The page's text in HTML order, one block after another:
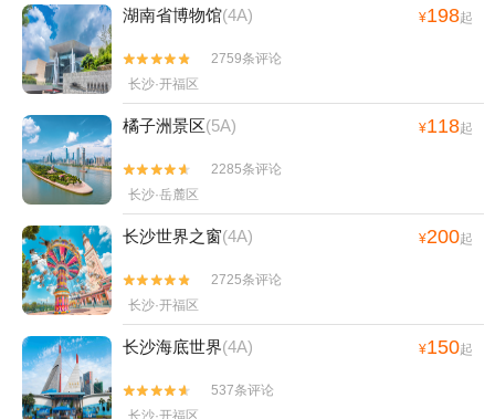
湖南省博物馆(4A) ¥198起


2759条评论
长沙·开福区
橘子洲景区(5A) ¥118起


2285条评论
长沙·岳麓区
长沙世界之窗(4A) ¥200起


2725条评论
长沙·开福区
长沙海底世界(4A) ¥150起


537条评论